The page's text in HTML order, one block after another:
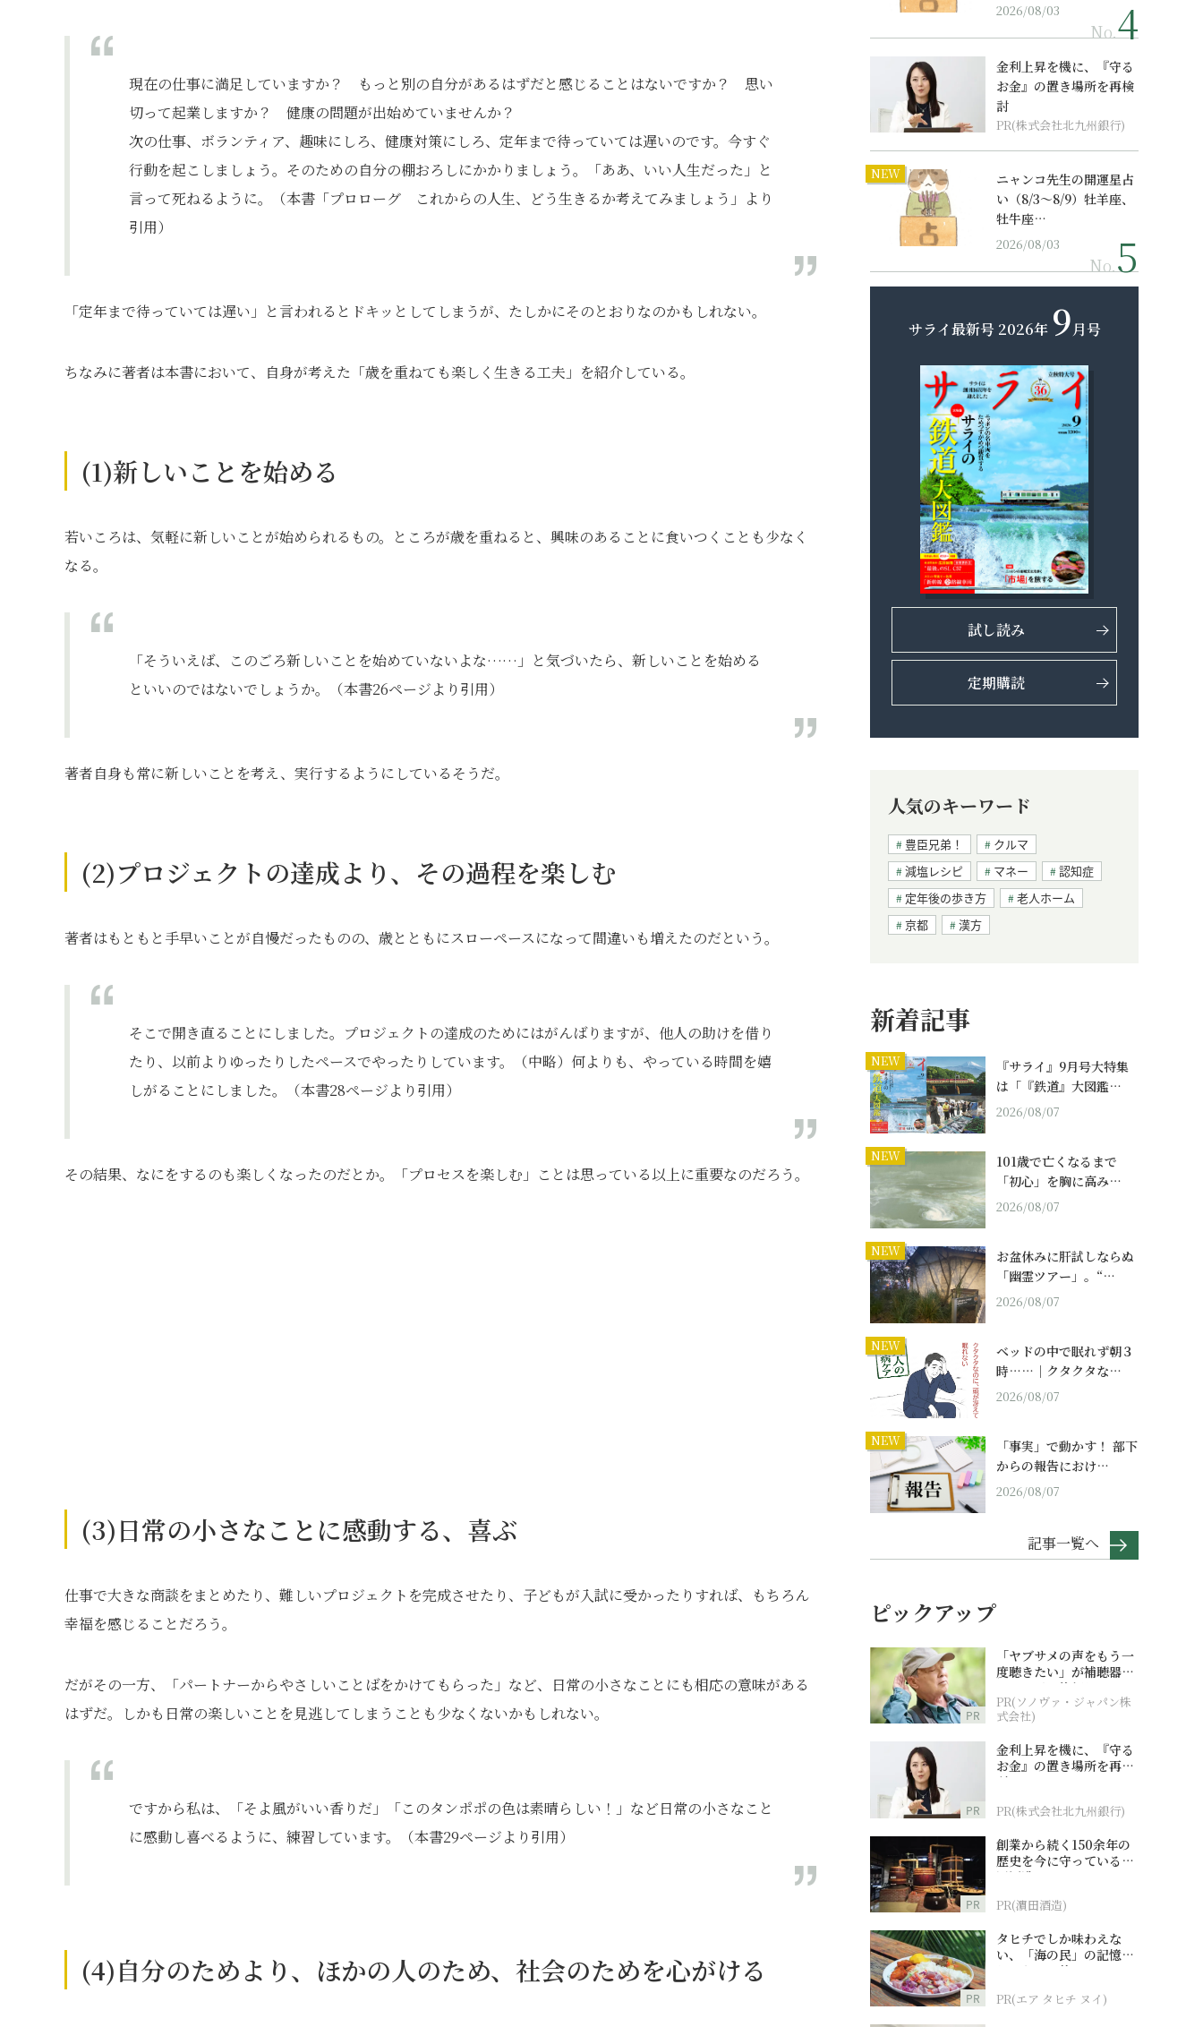
現在の仕事に満足していますか？ もっと別の自分があるはずだと感じることはないですか？ 思い
切って起業しますか？ 健康の問題が出始めていませんか？
次の仕事、ボランティア、趣味にしろ、健康対策にしろ、定年まで待っていては遅いのです。今すぐ
行動を起こしましょう。そのための自分の棚おろしにかかりましょう。「ああ、いい人生だった」と
言って死ねるように。（本書「プロローグ これからの人生、どう生きるか考えてみましょう」より
引用）
「定年まで待っていては遅い」と言われるとドキッとしてしまうが、たしかにそのとおりなのかもしれない。
ちなみに著者は本書において、自身が考えた「歳を重ねても楽しく生きる工夫」を紹介している。
(1)新しいことを始める
若いころは、気軽に新しいことが始められるもの。ところが歳を重ねると、興味のあることに食いつくことも少なく
なる。
「そういえば、このごろ新しいことを始めていないよな……」と気づいたら、新しいことを始める
といいのではないでしょうか。（本書26ページより引用）
著者自身も常に新しいことを考え、実行するようにしているそうだ。
(2)プロジェクトの達成より、その過程を楽しむ
著者はもともと手早いことが自慢だったものの、歳とともにスローペースになって間違いも増えたのだという。
そこで開き直ることにしました。プロジェクトの達成のためにはがんばりますが、他人の助けを借り
たり、以前よりゆったりしたペースでやったりしています。（中略）何よりも、やっている時間を嬉
しがることにしました。（本書28ページより引用）
その結果、なにをするのも楽しくなったのだとか。「プロセスを楽しむ」ことは思っている以上に重要なのだろう。
(3)日常の小さなことに感動する、喜ぶ
仕事で大きな商談をまとめたり、難しいプロジェクトを完成させたり、子どもが入試に受かったりすれば、もちろん
幸福を感じることだろう。
だがその一方、「パートナーからやさしいことばをかけてもらった」など、日常の小さなことにも相応の意味がある
はずだ。しかも日常の楽しいことを見逃してしまうことも少なくないかもしれない。
ですから私は、「そよ風がいい香りだ」「このタンポポの色は素晴らしい！」など日常の小さなこと
に感動し喜べるように、練習しています。（本書29ページより引用）
(4)自分のためより、ほかの人のため、社会のためを心がける
2026/08/03
No.
金利上昇を機に、『守る
お金』の置き場所を再検
討
PR(株式会社北九州銀行)
NEW
ニャンコ先生の開運星占
い（8/3～8/9）牡羊座、
牡牛座…
2026/08/03
No.
サライ最新号 2026年 9月号
試し読み
定期購読
人気のキーワード
豊臣兄弟！
クルマ
減塩レシピ
マネー
認知症
定年後の歩き方
老人ホーム
京都
漢方
新着記事
NEW
『サライ』9月号大特集
は「『鉄道』大図鑑…
2026/08/07
NEW
101歳で亡くなるまで
「初心」を胸に高み…
2026/08/07
NEW
お盆休みに肝試しならぬ
「幽霊ツアー」。“…
2026/08/07
NEW
ベッドの中で眠れず朝３
時……｜クタクタな…
2026/08/07
NEW
「事実」で動かす！ 部下
からの報告におけ…
2026/08/07
記事一覧へ
ピックアップ
PR
「ヤブサメの声をもう一
度聴きたい」が補聴器チ
ャレンジの後押しに
PR(ソノヴァ・ジャパン株
式会社)
PR
金利上昇を機に、『守る
お金』の置き場所を再検
討
PR(株式会社北九州銀行)
PR
創業から続く150余年の
歴史を今に守っている濵
田酒造
PR(濵田酒造)
PR
タヒチでしか味わえな
い、「海の民」の記憶へ
とつながる旅
PR(エア タヒチ ヌイ)